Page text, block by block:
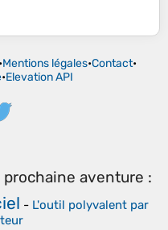
•Mentions légales•Contact•
•Elevation API
aventure :
- L'outil polyvalent par